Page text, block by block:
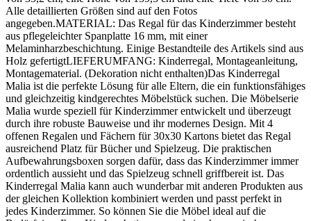
Alle detaillierten Größen sind auf den Fotos
angegeben.MATERIAL: Das Regal für das Kinderzimmer besteht
aus pflegeleichter Spanplatte 16 mm, mit einer
Melaminharzbeschichtung. Einige Bestandteile des Artikels sind aus
Holz gefertigtLIEFERUMFANG: Kinderregal, Montageanleitung,
Montagematerial. (Dekoration nicht enthalten)Das Kinderregal
Malia ist die perfekte Lösung für alle Eltern, die ein funktionsfähiges
und gleichzeitig kindgerechtes Möbelstück suchen. Die Möbelserie
Malia wurde speziell für Kinderzimmer entwickelt und überzeugt
durch ihre robuste Bauweise und ihr modernes Design. Mit 4
offenen Regalen und Fächern für 30x30 Kartons bietet das Regal
ausreichend Platz für Bücher und Spielzeug. Die praktischen
Aufbewahrungsboxen sorgen dafür, dass das Kinderzimmer immer
ordentlich aussieht und das Spielzeug schnell griffbereit ist. Das
Kinderregal Malia kann auch wunderbar mit anderen Produkten aus
der gleichen Kollektion kombiniert werden und passt perfekt in
jedes Kinderzimmer. So können Sie die Möbel ideal auf die